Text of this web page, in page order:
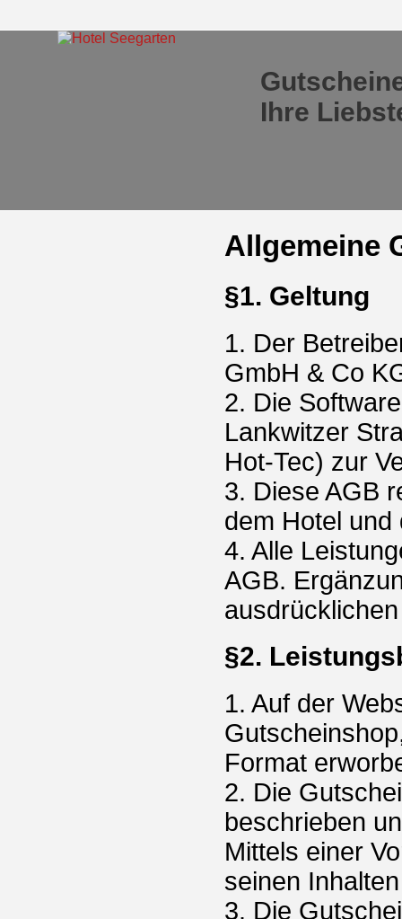
Ihre
Allgemeine
§1. Geltung
1. Der
GmbH & Co
2. Die
Lankwitzer
Hot-Tec) zur
3. Diese AGB
dem Hotel und
4. Alle
AGB.
§2.
1. Auf der
Format
2. Die
beschrieben
Mittels einer
seinen
3. Die